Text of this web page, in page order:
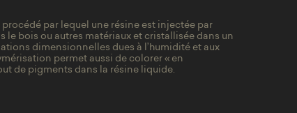
par lequel une résine est injectée par
le bois ou autres matériaux et cristallisée dans un
dimensionnelles dues à l’humidité et aux
permet aussi de colorer « en
de pigments dans la résine liquide.